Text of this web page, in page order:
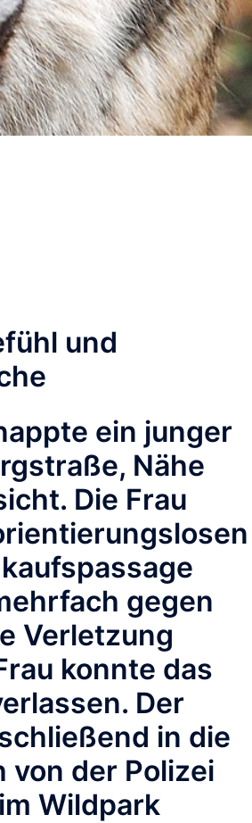
und
ein junger
Nähe
Die Frau
gegen
Verletzung
konnte das
Der
in die
der Polizei
Wildpark